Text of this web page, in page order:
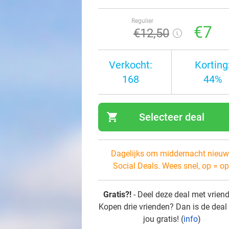
Regulier
€12,50 €7
Verkocht:
168
44%
shopping_cart Selecteer deal
Dagelijks om middernacht
Social Deals. Wees snel, op =
Gratis?! - Deel deze deal met
Kopen drie vrienden? Dan is de
jou gratis! (info)